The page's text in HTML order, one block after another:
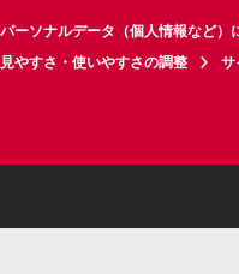
パーソナルデータ（個人情報など）
見やすさ・使いやすさの調整
サ